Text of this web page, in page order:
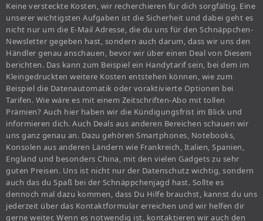
Keine versteckte Kosten, wir recherchieren für dich sorgfältig. Eine
unserer wichtigsten Aufgaben ist die Sicherheit und dabei geht es
nicht nur um die E-Mail Adresse, die du uns für den Schnäppchen-
Newsletter gegeben hast, sondern auch darum, dass wir uns den
Händler genau anschauen, bevor wir über einen Deal von Diesem
berichten. Das kann zum Beispiel ein Handytarif sein, bei dem im
Kleingedruckten weitere Kosten entstehen können, wie zum
Beispiel die Datenautomatik oder voraktivierte Optionen bei
Tarifen. Wie wäre es mit einem Zeitschriften-Abo mit tollen
Prämien? Auch hier haben wir die Kündigungsfrist im Blick und
informieren dich. Auch Deals aus anderen Bereichen schauen wir
uns ganz genau an. Dazu gehören Smartphones, Notebooks,
Konsolen aus anderen Ländern wie Frankreich, Italien, Spanien,
England und besonders China, mit den vielen Gadgets zu sehr
guten Preisen. Uns ist nicht nur der Datenschutz wichtig, sondern
auch das du Spaß bei der Schnäppchenjagd hast. Sollte es
dennoch mal dazu kommen, dass Du Hilfe brauchst, kannst du uns
jederzeit über das Kontaktformular erreichen und wir helfen dir
gerne weiter. Wenn es notwendig ist, kontaktieren wir auch den